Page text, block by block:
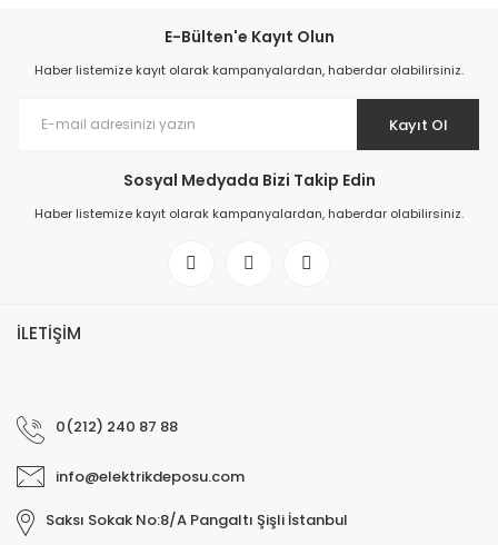
E-Bülten'e Kayıt Olun
Haber listemize kayıt olarak kampanyalardan, haberdar olabilirsiniz.
Kayıt Ol
Sosyal Medyada Bizi Takip Edin
Haber listemize kayıt olarak kampanyalardan, haberdar olabilirsiniz.
İLETİŞİM
0(212) 240 87 88
info@elektrikdeposu.com
Saksı Sokak No:8/A Pangaltı Şişli İstanbul